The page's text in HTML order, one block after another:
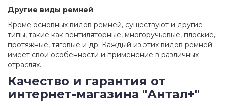
Другие виды ремней
Кроме основных видов ремней, существуют и другие
типы, такие как вентиляторные, многоручьевые, плоские,
протяжные, тяговые и др. Каждый из этих видов ремней
имеет свои особенности и применение в различных
отраслях.
Качество и гарантия от
интернет-магазина "Антал+"